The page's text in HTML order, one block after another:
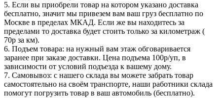
5. Если вы приобрели товар на котором указано доставка
бесплатно, значит мы привезем вам ваш груз бесплатно по
Москве в пределах МКАД. Если же вы находитесь за
пределами то доставка будет стоить только за километраж (
70р за км).
6. Подъем товара: на нужный вам этаж обговаривается
заранее при заказе доставки. Цена подъема 100р/уп, в
зависимости от условий подъезда к вашему дому.
7. Самовывоз: с нашего склада вы можете забрать товар
самостоятельно на своём транспорте, наши работники склада
помогут погрузить товар в ваш автомобиль (бесплатно).